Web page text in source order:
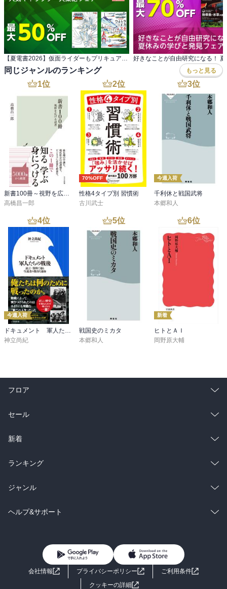
ええのに…
角川春樹さんと対照的みたいね。
でも、今も、ヤマト上映されたりしてるな…何匹どじょうがおるん
やろ？
「さらば…」ぐらいで終わっとけば、ええのに…沖田艦長が生き返
った時は、びっくりしたもんな…なんぼなんでも…って…
地球滅亡まで××日…
地球滅亡しても、ヤマトは、不滅かも？
【夏電書2026】仮面ライダーもプリキュアも 人気キャラクター大集結フェア
同じジャンルのランキング もっと見る
1位
新書100冊～視野を広げる読書～
高橋昌一郎
2位
70%OFF
性格4タイプ別 習慣術
古川武士
3位
今週入荷
千利休と戦国武将
本郷和人
4位
今週入荷
神立尚紀
5位
戦国史のミカタ
本郷和人
6位
新着
ヒトとＡＩ
岡野原大輔
フロア
総合
ラノベ
雑誌・グラビア
BL・TL
セール
総合
ラノベ
雑誌・グラビア
BL・TL
新着
総合
ラノベ
雑誌・グラビア
ランキング
総合
ラノベ
ジャンル
コミック
ライトノベル 男子向けラノベ
小説
ヘルプ&サポート
よくあるご質問 お問い合わせ
会社情報 プライバシーポリシー
ご利用条件
クッキーの詳細